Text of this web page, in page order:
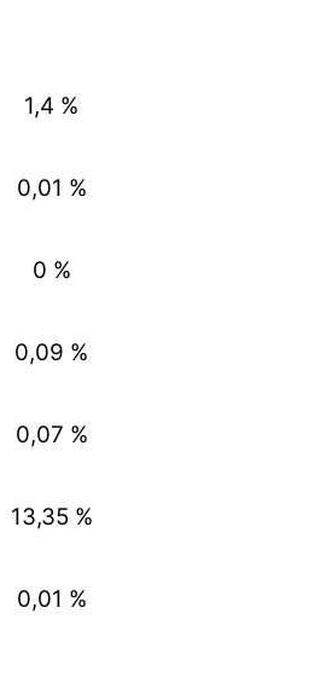
1,4 %
0,01 %
0 %
0,09 %
0,07 %
13,35 %
0,01 %